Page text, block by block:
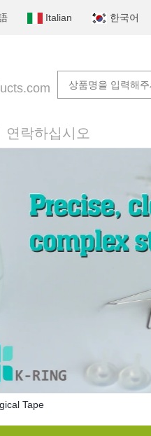
Italian 한국어
연락하십시오
Tape